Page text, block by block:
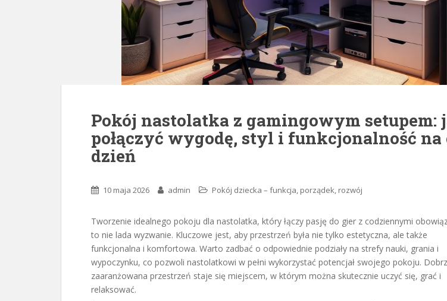
Pokój nastolatka z gamingowym setupem:
połączyć wygodę, styl i funkcjonalność na
dzień
10 maja 2026 admin Pokój dziecka – funkcja, porządek, rozwój
Tworzenie idealnego pokoju dla nastolatka, który łączy pasję do gier z codziennymi
to nie lada wyzwanie. Kluczowe jest, aby przestrzeń była nie tylko estetyczna, ale także
funkcjonalna i komfortowa. Warto zadbać o odpowiednie podziały na strefy nauki, grania i
wypoczynku, co pozwoli nastolatkowi w pełni wykorzystać potencjał swojego pokoju.
zaaranżowana przestrzeń staje się miejscem, w którym można skutecznie uczyć się, grać i
relaksować.